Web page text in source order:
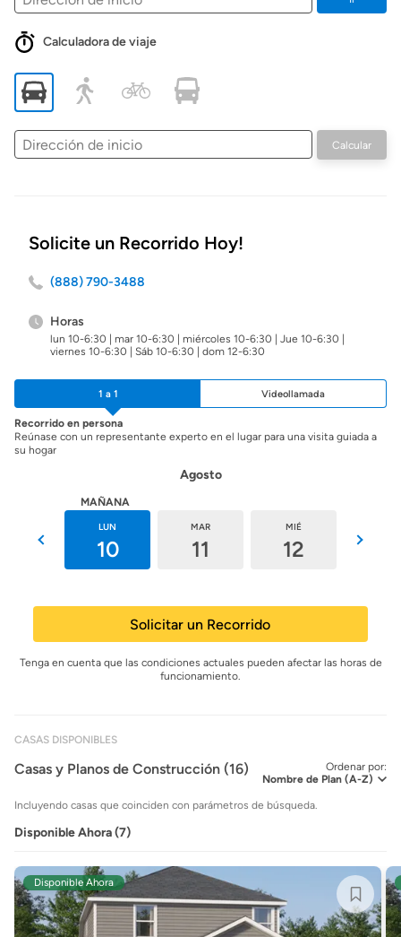
Calculadora de viaje
Dirección
de
Calcular
Solicite un Recorrido Hoy!
(888) 790-3488
Horas
lun 10-6:30 | mar 10-6:30 | miércoles 10-6:30 | Jue 10-6:30 |
viernes 10-6:30 | Sáb 10-6:30 | dom 12-6:30
1 a 1 Videollamada
Recorrido en persona
Reúnase con un representante experto en el lugar para una visita guiada a
su hogar
Agosto
MAÑANA
LUN
10
MAR
11
MIÉ
12
Solicitar un Recorrido
Tenga en cuenta que las condiciones actuales pueden afectar las horas de
funcionamiento.
CASAS DISPONIBLES
Ordenar por:
Casas y Planos de Construcción (16)
Incluyendo casas que coinciden con parámetros de búsqueda.
Disponible Ahora (7)
Disponible Ahora